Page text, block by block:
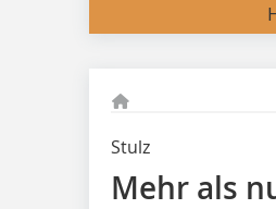
Stulz
Mehr als